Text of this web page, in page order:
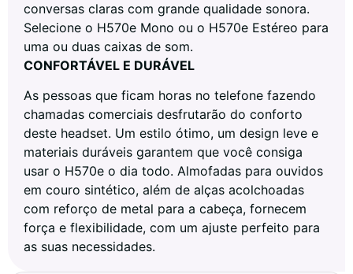
conversas claras com grande qualidade sonora.
Selecione o H570e Mono ou o H570e Estéreo para
uma ou duas caixas de som.
CONFORTÁVEL E DURÁVEL
As pessoas que ficam horas no telefone fazendo
chamadas comerciais desfrutarão do conforto
deste headset. Um estilo ótimo, um design leve e
materiais duráveis garantem que você consiga
usar o H570e o dia todo. Almofadas para ouvidos
em couro sintético, além de alças acolchoadas
com reforço de metal para a cabeça, fornecem
força e flexibilidade, com um ajuste perfeito para
as suas necessidades.